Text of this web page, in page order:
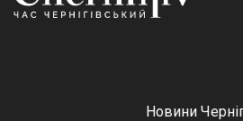
Новини